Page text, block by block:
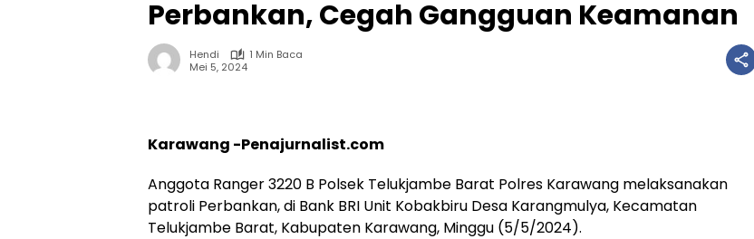
Perbankan, Cegah Gangguan Keamanan
Hendi
1 Min Baca
Mei 5, 2024
Karawang -Penajurnalist.com
Anggota Ranger 3220 B Polsek Telukjambe Barat Polres Karawang melaksanakan
patroli Perbankan, di Bank BRI Unit Kobakbiru Desa Karangmulya, Kecamatan
Telukjambe Barat, Kabupaten Karawang, Minggu (5/5/2024).